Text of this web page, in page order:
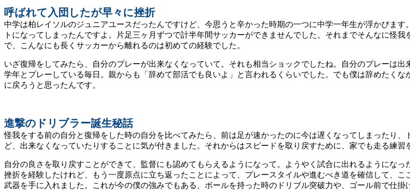
呼ばれて入団したが早々に挫折
ㅤ中学は柏レイソルのジュニアユースだったんですけど、今思うと辛かった時期の一つに中学一年生が浮かびます
トになってしまったんですよ。片足三ヶ月ずつで計半年間サッカーができませんでした。それまでそんなに怪我
で、こんなにも長くサッカーから離れるのは初めての経験でした。
ㅤいざ復帰をしてみたら、自分のプレーが出来なくなっていて。それも相当ショックでしたね。自分のプレーは
学年とプレーしている毎日。親からも「辞めて部活でも良いよ」と言われるくらいでした。でも僕は辞めたくな
に戻ろうと思ったんです。
進撃のドリブラー誕生秘話
ㅤ怪我をする前の自分と復帰をした時の自分を比べてみたら、前は足が速かったのに今は遅くなってしまったり、
ど、出来なくなっていたりすることに気が付きました。それからはスピードを取り戻すために、家でも走る練習
ㅤ自分の良さを取り戻すことができて、監督にも認めてもらえるようになって。ようやく試合に出れるようになっ
挫折を経験したけれど、もう一度原点に立ち返ったことによって、プレースタイルや進むべき道を確信して、こ
武器を手に入れました。これが今の僕の強みでもある、ボールを持った時のドリブル突破力や、ゴール前で仕掛